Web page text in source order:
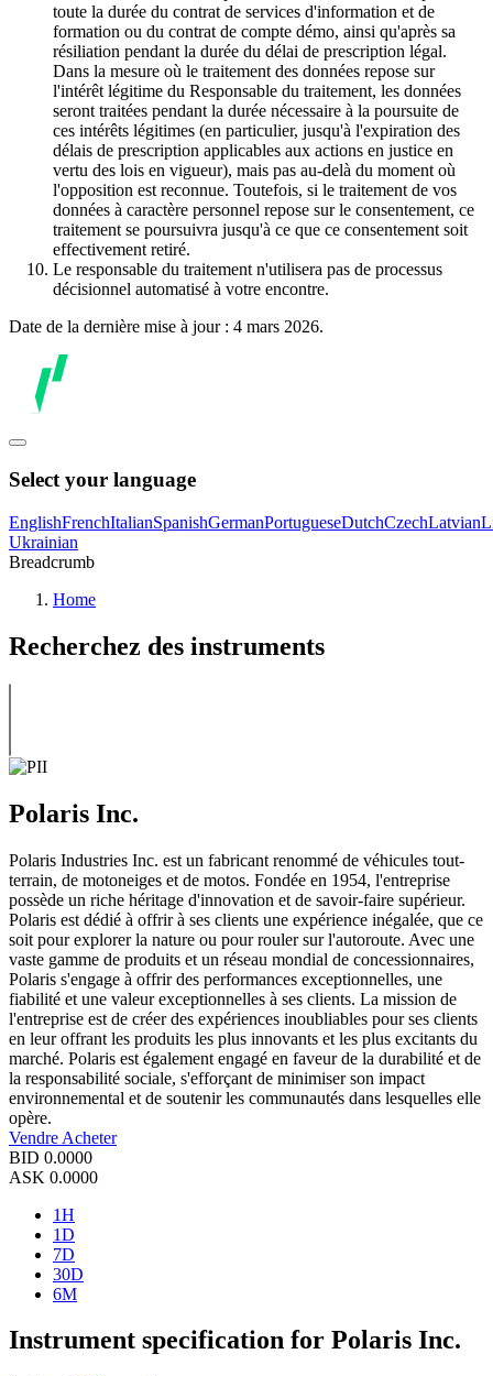
toute la durée du contrat de services d'information et de
formation ou du contrat de compte démo, ainsi qu'après sa
résiliation pendant la durée du délai de prescription légal.
Dans la mesure où le traitement des données repose sur
l'intérêt légitime du Responsable du traitement, les données
seront traitées pendant la durée nécessaire à la poursuite de
ces intérêts légitimes (en particulier, jusqu'à l'expiration des
délais de prescription applicables aux actions en justice en
vertu des lois en vigueur), mais pas au-delà du moment où
l'opposition est reconnue. Toutefois, si le traitement de vos
données à caractère personnel repose sur le consentement, ce
traitement se poursuivra jusqu'à ce que ce consentement soit
effectivement retiré.
Le responsable du traitement n'utilisera pas de processus
décisionnel automatisé à votre encontre.
Date de la dernière mise à jour : 4 mars 2026.
Select your language
EnglishFrenchItalianSpanishGermanPortugueseDutchCzechLatvian
Ukrainian
Breadcrumb
Home
Recherchez des instruments
Polaris Inc.
Polaris Industries Inc. est un fabricant renommé de véhicules tout-
terrain, de motoneiges et de motos. Fondée en 1954, l'entreprise
possède un riche héritage d'innovation et de savoir-faire supérieur.
Polaris est dédié à offrir à ses clients une expérience inégalée, que ce
soit pour explorer la nature ou pour rouler sur l'autoroute. Avec une
vaste gamme de produits et un réseau mondial de concessionnaires,
Polaris s'engage à offrir des performances exceptionnelles, une
fiabilité et une valeur exceptionnelles à ses clients. La mission de
l'entreprise est de créer des expériences inoubliables pour ses clients
en leur offrant les produits les plus innovants et les plus excitants du
marché. Polaris est également engagé en faveur de la durabilité et de
la responsabilité sociale, s'efforçant de minimiser son impact
environnemental et de soutenir les communautés dans lesquelles elle
opère.
Vendre Acheter
BID 0.0000
ASK 0.0000
1H
1D
7D
30D
6M
Instrument specification for Polaris Inc.